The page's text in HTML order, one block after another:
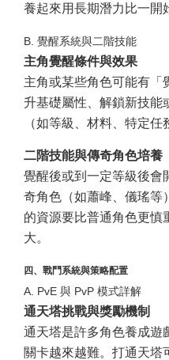
養起來用長期潛力比一開
B. 覺醒系統與二階技能
主角覺醒條件與效果
主角或某些角色可能有「
升基礎屬性、解鎖新技能
（如等級、材料、特定任
二階技能與傳奇角色培養
覺醒後或到一定等級後會
奇角色（如蕭峰、儀瑤等
的資源要比普通角色更慎
大。
四、戰鬥系統與策略配置
A. PvE 與 PvP 模式詳解
通天塔挑戰與獎勵機制
通天塔是許多角色養成遊
關卡越來越難。打通天塔